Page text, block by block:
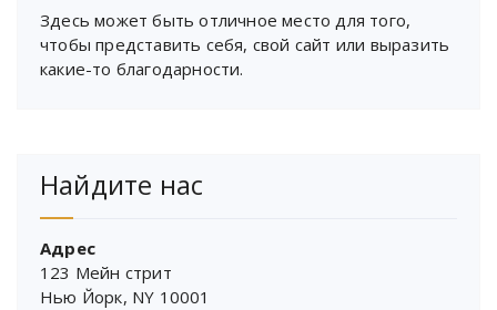
Здесь может быть отличное место для того,
чтобы представить себя, свой сайт или выразить
какие-то благодарности.
Найдите нас
Адрес
123 Мейн стрит
Нью Йорк, NY 10001